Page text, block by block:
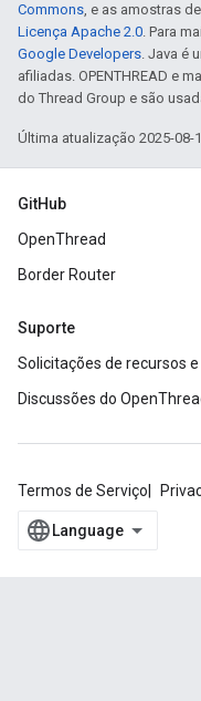
Commons, e as amostras
Licença Apache 2.0. Para
Google Developers. Java é
afiliadas. OPENTHREAD e
do Thread Group e são
Última atualização 2025-08-
GitHub
OpenThread
Border Router
Suporte
Solicitações de recursos
Discussões do
Termos de Serviço